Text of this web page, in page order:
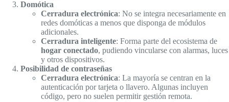
Domótica
Cerradura electrónica: No se integra necesariamente en
redes domóticas a menos que disponga de módulos
adicionales.
Cerradura inteligente: Forma parte del ecosistema de
hogar conectado, pudiendo vincularse con alarmas, luces
y otros dispositivos.
Posibilidad de contraseñas
Cerradura electrónica: La mayoría se centran en la
autenticación por tarjeta o llavero. Algunas incluyen
código, pero no suelen permitir gestión remota.